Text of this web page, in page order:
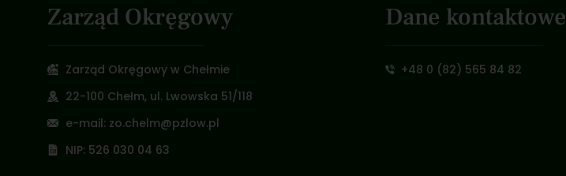
Zarząd Okręgowy
Zarząd Okręgowy w Chełmie
22-100 Chełm, ul. Lwowska 51/118
e-mail: zo.chelm@pzlow.pl
NIP: 526 030 04 63
Dane kontaktowe
+48 0 (82) 565 84 82